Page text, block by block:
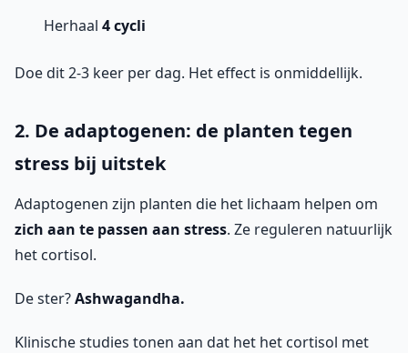
Herhaal 4 cycli
Doe dit 2-3 keer per dag. Het effect is onmiddellijk.
2. De adaptogenen: de planten tegen
stress bij uitstek
Adaptogenen zijn planten die het lichaam helpen om
zich aan te passen aan stress. Ze reguleren natuurlijk
het cortisol.
De ster?Ashwagandha.
Klinische studies tonen aan dat het het cortisol met